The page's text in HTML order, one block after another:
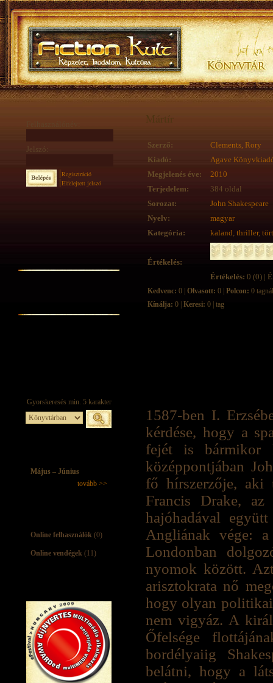
Jelszó:
Regisztráció
Elfelejtett jelszó
Május – Június
tovább >>
Online felhasználók (0)
Online vendégek (11)
Mártír
Szerző:
Clements, Rory
Kiadó:
Agave
Megjelenés éve:
2010
Terjedelem:
384 oldal
Sorozat:
John Shakespeare
Nyelv:
magyar
Kategória:
kaland, thriller,
Értékelés:
Értékelés: 0 (0) |
Kedvenc: 0 | Olvasott: 0 | Polcon: 0 tagnál
Kínálja: 0 | Keresi: 0 | tag
1587-ben I.
kérdése, hogy a
fejét is bármikor
középpontjában
fő hírszerzője, aki
Francis Drake,
hajóhadával
Angliának vége:
Londonban
nyomok között.
arisztokrata nő
hogy olyan politikai
nem vigyáz. A
Őfelsége
bordélyaiig
belátni, hogy a